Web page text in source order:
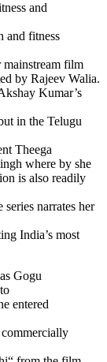
and
and fitness
mainstream film
by Rajeev Walia.
Kumar’s
in the Telugu
Theega
where by she
is also readily
narrates her
India’s most
Gogu
entered